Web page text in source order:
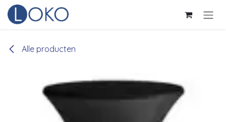
Overslaan naar inhoud
Alle producten